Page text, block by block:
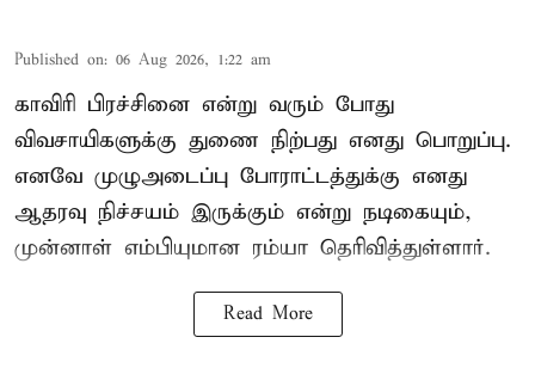
Published on: 06 Aug 2026, 1:22 am
காவிரி பிரச்சினை என்று வரும் போது
விவசாயிகளுக்கு துணை நிற்பது எனது பொறுப்பு.
எனவே முழுஅடைப்பு போராட்டத்துக்கு எனது
ஆதரவு நிச்சயம் இருக்கும் என்று நடிகையும்,
முன்னாள் எம்பியுமான ரம்யா தெரிவித்துள்ளார்.
Read More